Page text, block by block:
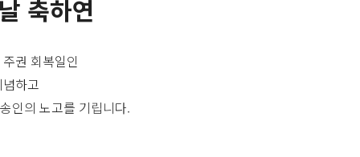
축하연
권 회복일인
하고
인의 노고를 기립니다.